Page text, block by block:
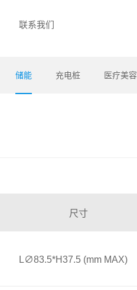
联系我们
储能 充电桩 医疗美容
尺寸
L∅83.5*H37.5 (mm MAX)